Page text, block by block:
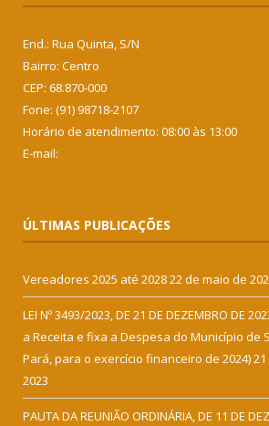
End.: Rua Quinta, S/N
Bairro: Centro
CEP: 68.870-000
Fone: (91) 98718-2107
Horário de atendimento: 08:00 às 13:00
E-mail:
ÚLTIMAS PUBLICAÇÕES
Vereadores 2025 até 202822 de maio de
LEI Nº 3493/2023, DE 21 DE DEZEMBRO DE
a Receita e fixa a Despesa do Município de
Pará, para o exercício financeiro de 2024)
2023
PAUTA DA REUNIÃO ORDINÁRIA, DE 11 DE